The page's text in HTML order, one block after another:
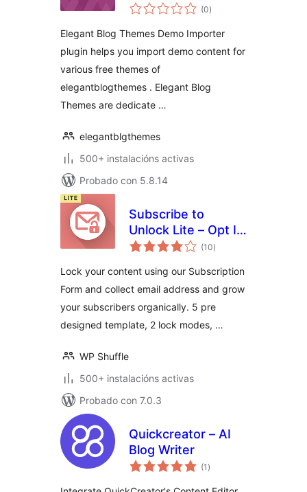
Importer (0valoracións
totais
)
Elegant Blog Themes Demo Importer
plugin helps you import demo content for
various free themes of
elegantblogthemes . Elegant Blog
Themes are dedicate …
elegantblgthemes
500+ instalacións activas
Probado con 5.8.14
Subscribe to
Unlock Lite – Opt In
Content Locker
WordPress
(10valoracións
totais
)
Lock your content using our Subscription
Form and collect email address and grow
your subscribers organically. 5 pre
designed template, 2 lock modes, …
WP Shuffle
500+ instalacións activas
Probado con 7.0.3
Quickcreator – AI
Blog Writer
(1 valoracións
totais
)